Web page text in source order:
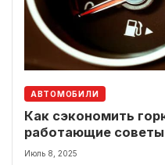
АВТОМОБИЛИ
Как сэкономить
работающие советы
Июль 8, 2025